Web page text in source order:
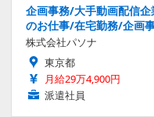
企画事務/大手動画配信
のお仕事/在宅勤務/企画
株式会社パソナ
東京都
月給29万4,900円
派遣社員